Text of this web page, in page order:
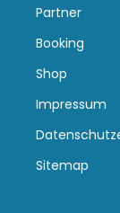
Partner
Booking
Shop
Impressum
Sitemap